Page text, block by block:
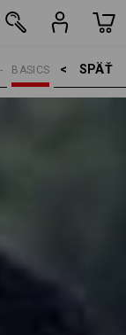
SPÄŤ    >
BASICS